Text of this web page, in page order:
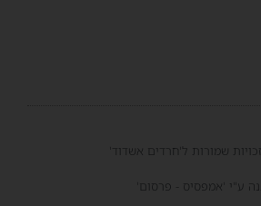
שמורות ל'חרדים אשדוד'
ע"י 'אמפסיס - פרסום'